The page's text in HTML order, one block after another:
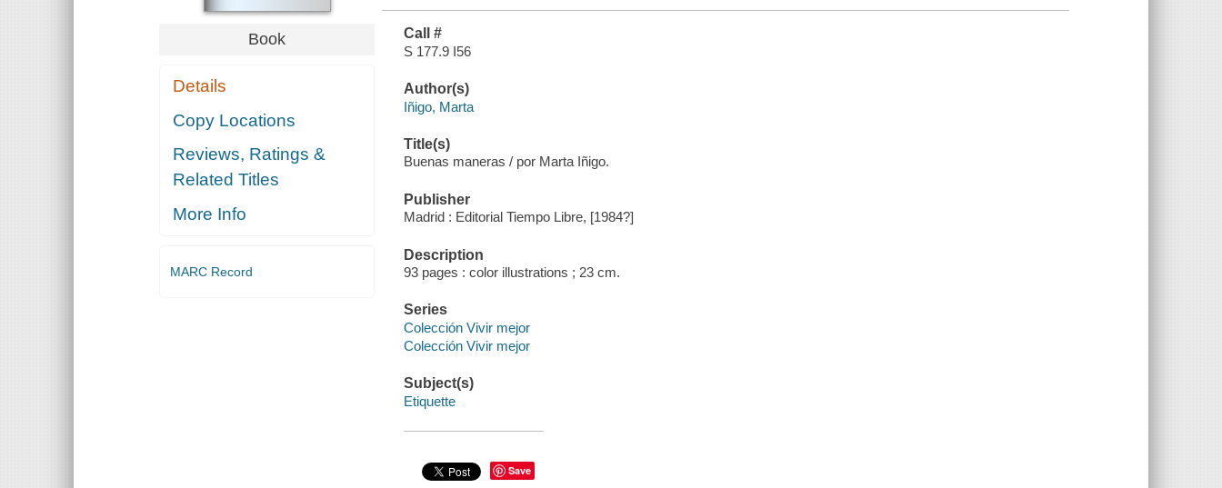
Book
Details
Copy Locations
Reviews, Ratings &
Related Titles
More Info
MARC Record
Call #
S 177.9 I56
Author(s)
Iñigo, Marta
Title(s)
Buenas maneras / por Marta Iñigo.
Publisher
Madrid : Editorial Tiempo Libre, [1984?]
Description
93 pages : color illustrations ; 23 cm.
Series
Colección Vivir mejor
Colección Vivir mejor
Subject(s)
Etiquette
Save